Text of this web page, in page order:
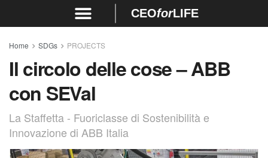
CEOforLIFE
Home SDGs PROJECTS
Il circolo delle cose – ABB
con SEVal
La Staffetta - Fuoriclasse di Sostenibilità e
Innovazione di ABB Italia